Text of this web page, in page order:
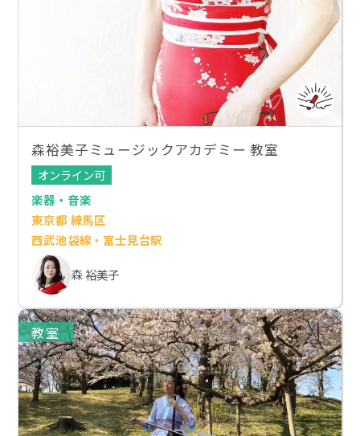
森裕美子ミュージックアカデミー 教室
オンライン可
楽器・音楽
東京都 練馬区
西武池袋線・富士見台駅
森 裕美子
教室